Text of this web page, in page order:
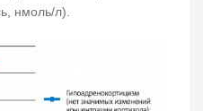
нмоль/л).